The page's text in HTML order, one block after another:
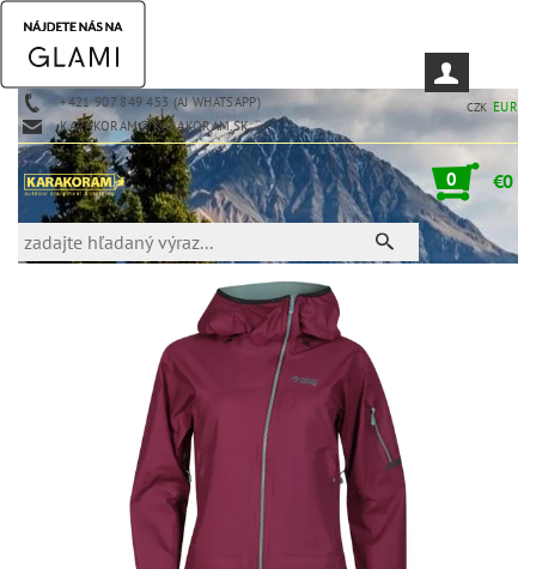
+421 907 849 453 (AJ WHATSAPP)
KARAKORAM@KARAKORAM.SK
CZK EUR
0 €0